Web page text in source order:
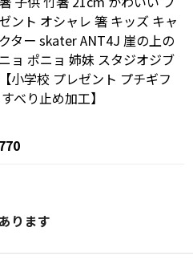
ント オシャレ 箸 キッズ キャ
ター skater ANT4J 崖の上の
ョ ポニョ 姉妹 スタジオジブ
小学校 プレゼント プチギフ
すべり止め加工】
ります